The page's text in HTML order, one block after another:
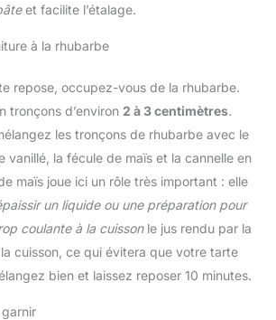
et facilite l’étalage.
à la rhubarbe
repose, occupez-vous de la rhubarbe.
tronçons d’environ 2 à 3 centimètres.
les tronçons de rhubarbe avec le
vanillé, la fécule de maïs et la cannelle en
maïs joue ici un rôle très important : elle
un liquide ou une préparation pour
coulante à la cuissonle jus rendu par la
cuisson, ce qui évitera que votre tarte
bien et laissez reposer 10 minutes.